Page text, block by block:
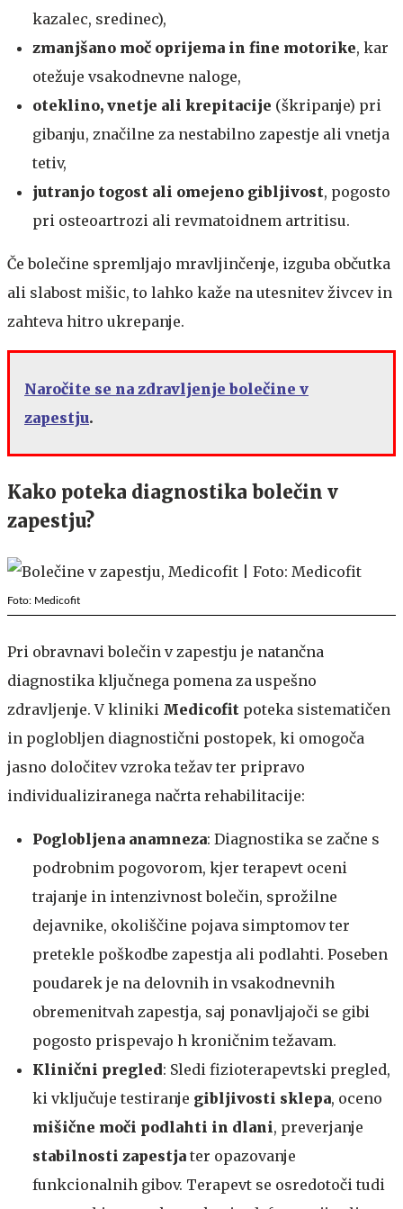
kazalec, sredinec),
zmanjšano moč oprijema in fine motorike, kar
otežuje vsakodnevne naloge,
oteklino, vnetje ali krepitacije (škripanje) pri
gibanju, značilne za nestabilno zapestje ali vnetja
tetiv,
jutranjo togost ali omejeno gibljivost, pogosto
pri osteoartrozi ali revmatoidnem artritisu.
​​Če bolečine spremljajo mravljinčenje, izguba občutka
ali slabost mišic, to lahko kaže na utesnitev živcev in
zahteva hitro ukrepanje.
Naročite se na zdravljenje bolečine v
zapestju.
​​Kako poteka diagnostika bolečin v
zapestju?​​​
Foto: Medicofit
Pri obravnavi bolečin v zapestju je natančna
diagnostika ključnega pomena za uspešno
zdravljenje. V kliniki Medicofit poteka sistematičen
in poglobljen diagnostični postopek, ki omogoča
jasno določitev vzroka težav ter pripravo
individualiziranega načrta rehabilitacije​:​​ ​
Poglobljena anamneza: Diagnostika se začne s
podrobnim pogovorom, kjer terapevt oceni
trajanje in intenzivnost bolečin, sprožilne
dejavnike, okoliščine pojava simptomov ter
pretekle poškodbe zapestja ali podlahti. Poseben
poudarek je na delovnih in vsakodnevnih
obremenitvah zapestja, saj ponavljajoči se gibi
pogosto prispevajo h kroničnim težavam.
Klinični pregled: Sledi fizioterapevtski pregled,
ki vključuje testiranje gibljivosti sklepa, oceno
mišične moči podlahti in dlani, preverjanje
stabilnosti zapestja ter opazovanje
funkcionalnih gibov. Terapevt se osredotoči tudi